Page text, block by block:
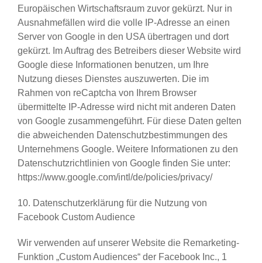
Europäischen Wirtschaftsraum zuvor gekürzt. Nur in
Ausnahmefällen wird die volle IP-Adresse an einen
Server von Google in den USA übertragen und dort
gekürzt. Im Auftrag des Betreibers dieser Website wird
Google diese Informationen benutzen, um Ihre
Nutzung dieses Dienstes auszuwerten. Die im
Rahmen von reCaptcha von Ihrem Browser
übermittelte IP-Adresse wird nicht mit anderen Daten
von Google zusammengeführt. Für diese Daten gelten
die abweichenden Datenschutzbestimmungen des
Unternehmens Google. Weitere Informationen zu den
Datenschutzrichtlinien von Google finden Sie unter:
https://www.google.com/intl/de/policies/privacy/
10. Datenschutzerklärung für die Nutzung von
Facebook Custom Audience
Wir verwenden auf unserer Website die Remarketing-
Funktion „Custom Audiences“ der Facebook Inc., 1